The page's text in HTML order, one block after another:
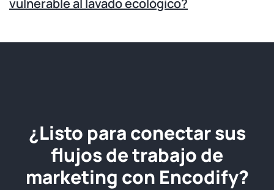
¿Listo para conectar sus
flujos de trabajo de
marketing con Encodify?